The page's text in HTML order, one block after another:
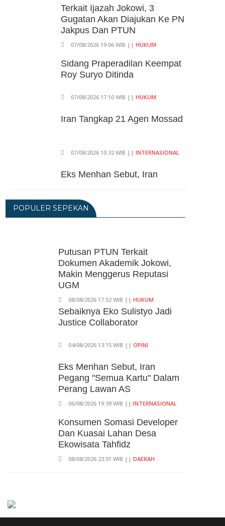
Terkait Ijazah Jokowi, 3
Gugatan Akan Diajukan Ke PN
Jakpus Dan PTUN
07/08/2026 19:06 WIB || HUKUM
Sidang Praperadilan Keempat
Roy Suryo Ditinda
07/08/2026 17:10 WIB || HUKUM
Iran Tangkap 21 Agen Mossad
07/08/2026 10:32 WIB || INTERNASIONAL
Eks Menhan Sebut, Iran
06/08/2026 19:39 WIB ||
Kemenkeu
06/08/2026 19:02 WIB ||KEUANGAN
Ratusan Senjata Api Dan
Narkoba Ditemukan Di Ruang
Kepala Yayasan Sekolah Di
Jaksel
POPULER SEPEKAN
Putusan PTUN Terkait
Dokumen Akademik Jokowi,
Makin Menggerus Reputasi
UGM
08/08/2026 17:52 WIB || HUKUM
Sebaiknya Eko Sulistyo Jadi
Justice Collaborator
04/08/2026 13:15 WIB || OPINI
Eks Menhan Sebut, Iran
Pegang "Semua Kartu" Dalam
Perang Lawan AS
06/08/2026 19:39 WIB || INTERNASIONAL
Konsumen Somasi Developer
Dan Kuasai Lahan Desa
Ekowisata Tahfidz
08/08/2026 23:01 WIB || DAERAH